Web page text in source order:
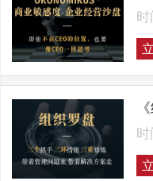
时
时